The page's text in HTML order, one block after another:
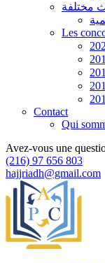
مختلفة
Les
Contact
Qui
Avez-vous une
(216) 97 656 803
hajjriadh@gmail.com